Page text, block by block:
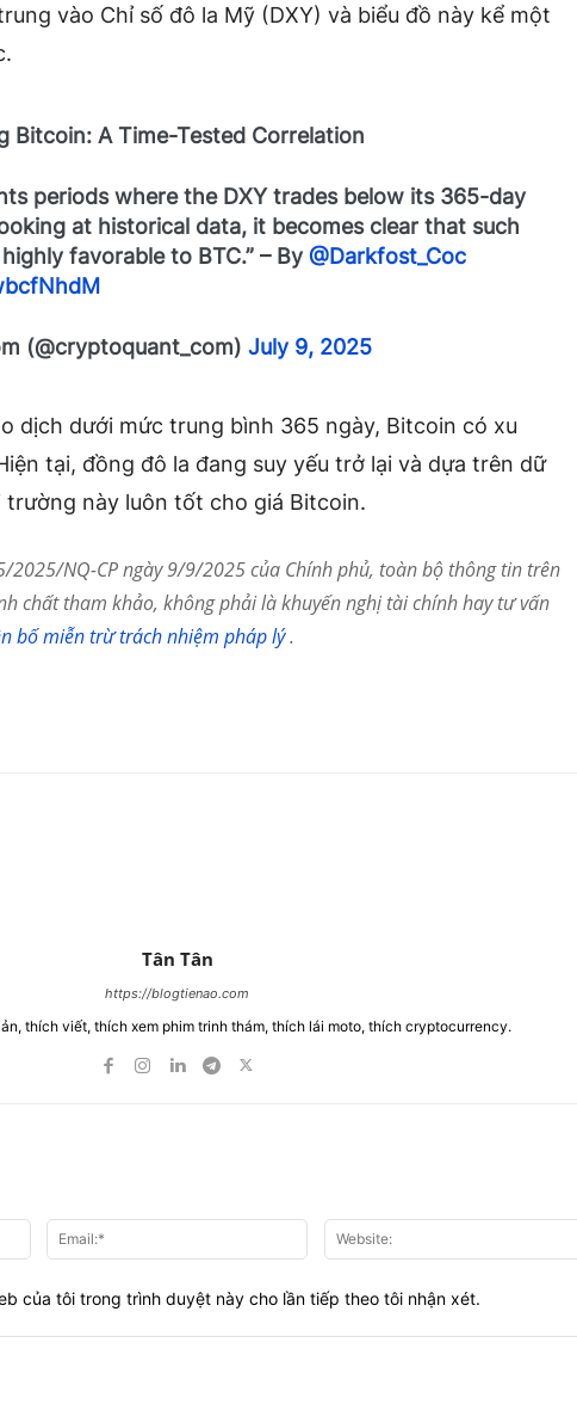
vào Chỉ số đô la Mỹ (DXY) và biểu đồ này kể một
Bitcoin: A Time-Tested Correlation
periods where the DXY trades below its 365-day
at historical data, it becomes clear that such
favorable to BTC.” – By @Darkfost_Coc
(@cryptoquant_com)July 9, 2025
dịch dưới mức trung bình 365 ngày, Bitcoin có xu
tại, đồng đô la đang suy yếu trở lại và dựa trên dữ
trường này luôn tốt cho giá Bitcoin.
2025/NQ-CP ngày 9/9/2025 của Chính phủ, toàn bộ thông tin trên
chất tham khảo, không phải là khuyến nghị tài chính hay tư vấn
bố miễn trừ trách nhiệm pháp lý.
Tân Tân
https://blogtienao.com
thích viết, thích xem phim trinh thám, thích lái moto, thích cryptocurrency.
Tên:* Email:*
của tôi trong trình duyệt này cho lần tiếp theo tôi nhận xét.